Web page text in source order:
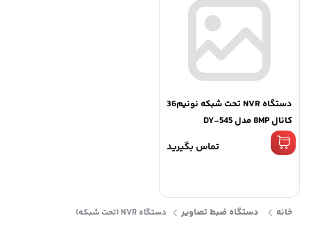
دستگاه NVR تحت شبکه نونیم36
کانال 8MP مدل DY-545
تماس بگیرید
خانه دستگاه ضبط تصاویر دستگاه NVR (تحت شبکه)